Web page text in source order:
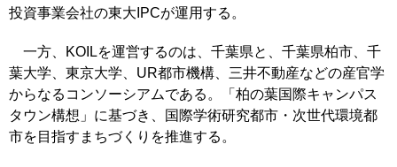
投資事業会社の東大IPCが運用する。
一方、KOILを運営するのは、千葉県と、千葉県柏市、千
葉大学、東京大学、UR都市機構、三井不動産などの産官学
からなるコンソーシアムである。「柏の葉国際キャンパス
タウン構想」に基づき、国際学術研究都市・次世代環境都
市を目指すまちづくりを推進する。